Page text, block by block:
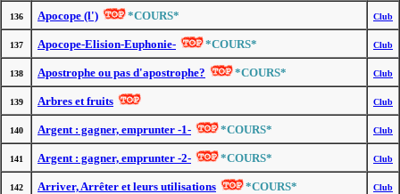
136 Apocope (l') *COURS* Club
137 Apocope-Elision-Euphonie- *COURS* Club
138 Apostrophe ou pas d'apostrophe? *COURS* Club
139 Arbres et fruits Club
140 Argent : gagner, emprunter -1- *COURS* Club
141 Argent : gagner, emprunter -2- *COURS* Club
142 Arriver, Arrêter et leurs utilisations *COURS* Club